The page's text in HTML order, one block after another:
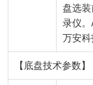
盘选
录仪
万安科
【底盘技术参数】